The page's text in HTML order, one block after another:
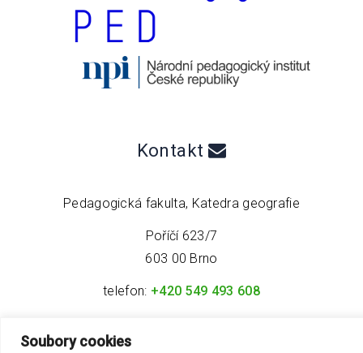
Soubory cookies
Kontakt
Pedagogická fakulta, Katedra geografie
Poříčí 623/7
603 00 Brno
telefon: +420 549 493 608